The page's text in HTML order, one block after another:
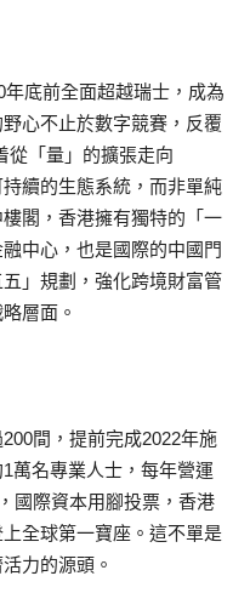
底前全面超越瑞士，成為
心不止於數字競賽，反覆
從「量」的擴張走向
續的生態系統，而非單純
閣，香港擁有獨特的「一
中心，也是國際的中國門
」規劃，強化跨境財富管
層面。
間，提前完成2022年施
萬名專業人士，每年營運
國際資本用腳投票，香港
全球第一寶座。這不單是
力的源頭。